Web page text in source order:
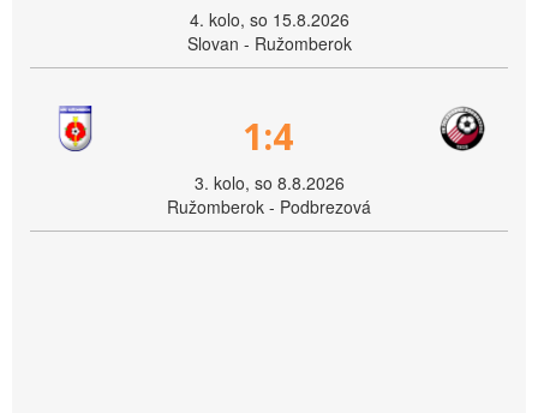
4. kolo, so 15.8.2026
Slovan - Ružomberok
1:4
3. kolo, so 8.8.2026
Ružomberok - Podbrezová